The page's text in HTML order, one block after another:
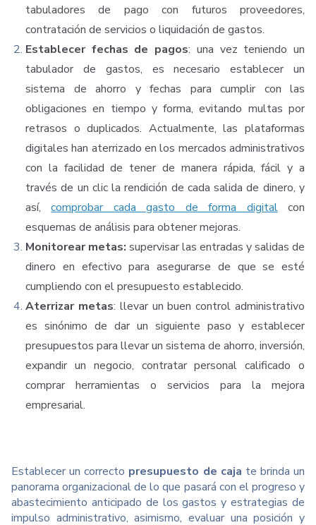
tabuladores de pago con futuros proveedores,
contratación de servicios o liquidación de gastos.
Establecer fechas de pagos: una vez teniendo un
tabulador de gastos, es necesario establecer un
sistema de ahorro y fechas para cumplir con las
obligaciones en tiempo y forma, evitando multas por
retrasos o duplicados. Actualmente, las plataformas
digitales han aterrizado en los mercados administrativos
con la facilidad de tener de manera rápida, fácil y a
través de un clic la rendición de cada salida de dinero, y
así,comprobar cada gasto de forma digital
con
esquemas de análisis para obtener mejoras.
Monitorear metas: supervisar las entradas y salidas de
dinero en efectivo para asegurarse de que se esté
cumpliendo con el presupuesto establecido.
Aterrizar metas: llevar un buen control administrativo
es sinónimo de dar un siguiente paso y establecer
presupuestos para llevar un sistema de ahorro, inversión,
expandir un negocio, contratar personal calificado o
comprar herramientas o servicios para la mejora
empresarial.
Establecer un correcto presupuesto de caja te brinda un
panorama organizacional de lo que pasará con el progreso y
abastecimiento anticipado de los gastos y estrategias de
impulso administrativo, asimismo, evaluar una posición y